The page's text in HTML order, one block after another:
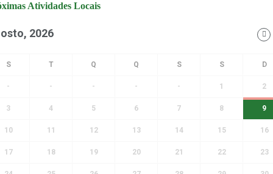
Atividades Locais
2026
- - - - - 1 2
3 4 5 6 7 8 9
10 11 12 13 14 15 16
17 18 19 20 21 22 23